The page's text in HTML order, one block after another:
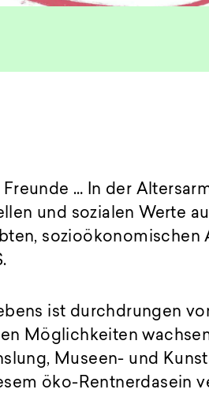
… In der
und sozialen Werte
sozioökonomischen
ist durchdrungen
Möglichkeiten
Museen- und
öko-Rentnerdasein